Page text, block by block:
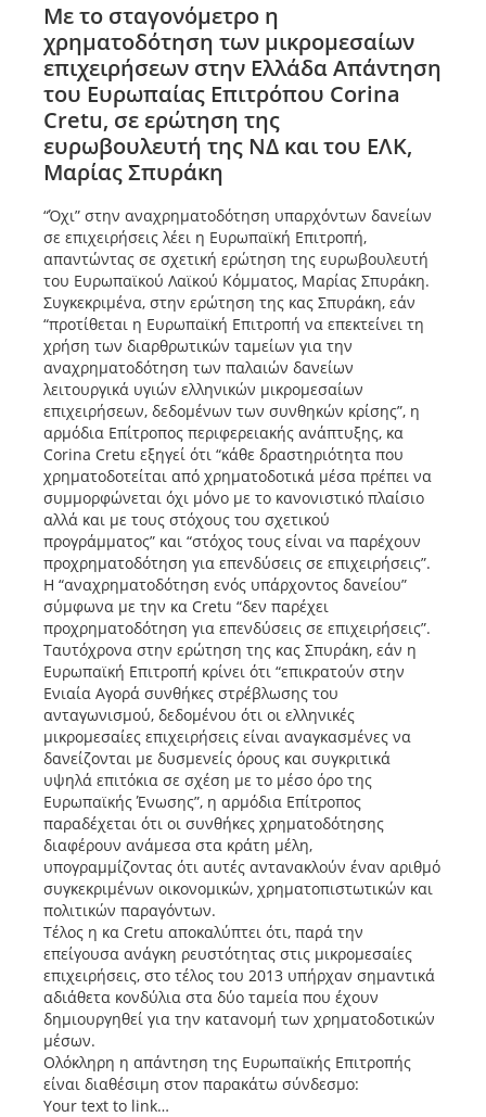
Με το σταγονόμετρο η
χρηματοδότηση των μικρομεσαίων
επιχειρήσεων στην Ελλάδα Απάντηση
του Ευρωπαίας Επιτρόπου Corina
Cretu, σε ερώτηση της
ευρωβουλευτή της ΝΔ και του ΕΛΚ,
Μαρίας Σπυράκη
“Όχι” στην αναχρηματοδότηση υπαρχόντων δανείων
σε επιχειρήσεις λέει η Ευρωπαϊκή Επιτροπή,
απαντώντας σε σχετική ερώτηση της ευρωβουλευτή
του Ευρωπαϊκού Λαϊκού Κόμματος, Μαρίας Σπυράκη.
Συγκεκριμένα, στην ερώτηση της κας Σπυράκη, εάν
“προτίθεται η Ευρωπαϊκή Επιτροπή να επεκτείνει τη
χρήση των διαρθρωτικών ταμείων για την
αναχρηματοδότηση των παλαιών δανείων
λειτουργικά υγιών ελληνικών μικρομεσαίων
επιχειρήσεων, δεδομένων των συνθηκών κρίσης”, η
αρμόδια Επίτροπος περιφερειακής ανάπτυξης, κα
Corina Cretu εξηγεί ότι “κάθε δραστηριότητα που
χρηματοδοτείται από χρηματοδοτικά μέσα πρέπει να
συμμορφώνεται όχι μόνο με το κανονιστικό πλαίσιο
αλλά και με τους στόχους του σχετικού
προγράμματος” και “στόχος τους είναι να παρέχουν
προχρηματοδότηση για επενδύσεις σε επιχειρήσεις”.
Η “αναχρηματοδότηση ενός υπάρχοντος δανείου”
σύμφωνα με την κα Cretu “δεν παρέχει
προχρηματοδότηση για επενδύσεις σε επιχειρήσεις”.
Ταυτόχρονα στην ερώτηση της κας Σπυράκη, εάν η
Ευρωπαϊκή Επιτροπή κρίνει ότι “επικρατούν στην
Ενιαία Αγορά συνθήκες στρέβλωσης του
ανταγωνισμού, δεδομένου ότι οι ελληνικές
μικρομεσαίες επιχειρήσεις είναι αναγκασμένες να
δανείζονται με δυσμενείς όρους και συγκριτικά
υψηλά επιτόκια σε σχέση με το μέσο όρο της
Ευρωπαϊκής Ένωσης”, η αρμόδια Επίτροπος
παραδέχεται ότι οι συνθήκες χρηματοδότησης
διαφέρουν ανάμεσα στα κράτη μέλη,
υπογραμμίζοντας ότι αυτές αντανακλούν έναν αριθμό
συγκεκριμένων οικονομικών, χρηματοπιστωτικών και
πολιτικών παραγόντων.
Τέλος η κα Cretu αποκαλύπτει ότι, παρά την
επείγουσα ανάγκη ρευστότητας στις μικρομεσαίες
επιχειρήσεις, στο τέλος του 2013 υπήρχαν σημαντικά
αδιάθετα κονδύλια στα δύο ταμεία που έχουν
δημιουργηθεί για την κατανομή των χρηματοδοτικών
μέσων.
Ολόκληρη η απάντηση της Ευρωπαϊκής Επιτροπής
είναι διαθέσιμη στον παρακάτω σύνδεσμο:
Your text to link…